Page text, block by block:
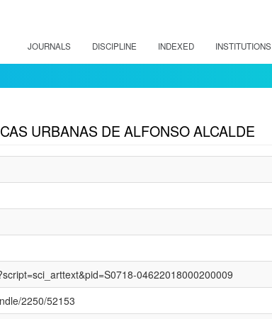
JOURNALS DISCIPLINE INDEXED INSTITUTIONS
URBANAS DE ALFONSO ALCALDE
04622018000200009
2250/52153